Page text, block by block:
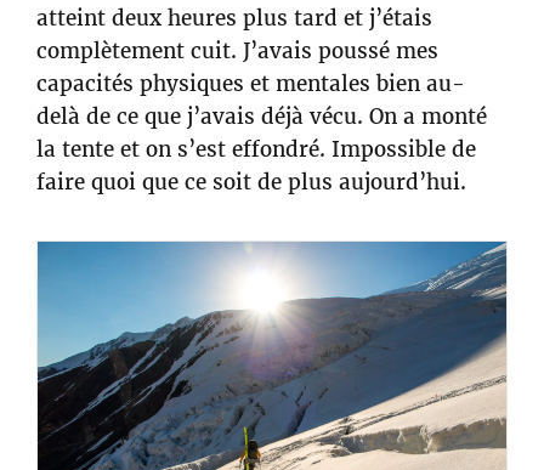
atteint deux heures plus tard et j’étais
complètement cuit. J’avais poussé mes
capacités physiques et mentales bien au-
delà de ce que j’avais déjà vécu. On a monté
la tente et on s’est effondré. Impossible de
faire quoi que ce soit de plus aujourd’hui.